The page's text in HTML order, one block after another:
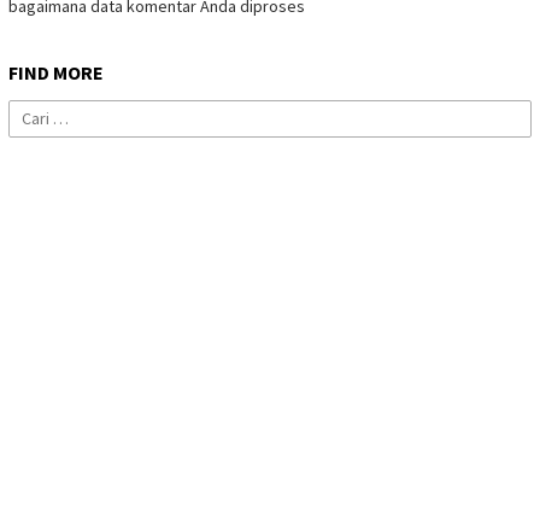
bagaimana data komentar Anda diproses
FIND MORE
Cari
untuk: